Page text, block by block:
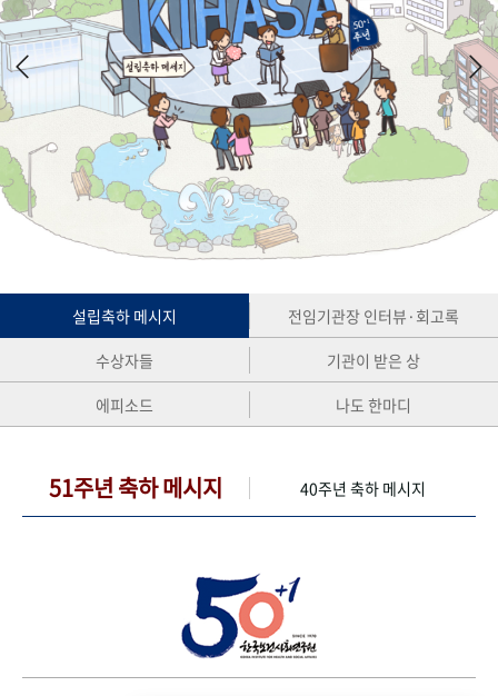
기록물 아카이브
사진 아카이브 문서 기록물 행정박물 영상 기록물
50+1 주년 기념
성과 50선 숫자로 보는 50년 50
주년 광장
세계와 함께 한 KIHASA
VR 역사관
설립축하 메시지
전임기관장 인터뷰·회고록
수상자들
기관이 받은 상
에피소드
나도 한마디
51주년 축하 메시지 40주년 축하 메시지